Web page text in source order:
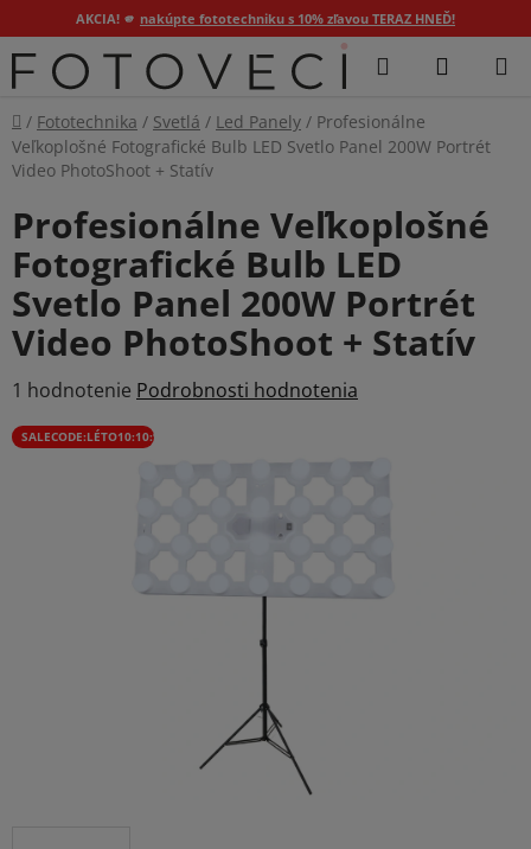
AKCIA! 🫵 nakúpte fototechniku s 10% zľavou TERAZ HNEĎ!
Prejsť
na
Hľadať
Domov
/ Fototechnika / Svetlá / Led Panely / Profesionálne
Veľkoplošné Fotografické Bulb LED Svetlo Panel 200W Portrét
Video PhotoShoot + Statív
Profesionálne Veľkoplošné
Fotografické Bulb LED
Svetlo Panel 200W Portrét
Video PhotoShoot + Statív
Priemerné
hodnotenie
produktu
1 hodnotenie Podrobnosti hodnotenia
SALECODE:LÉTO10:10:%